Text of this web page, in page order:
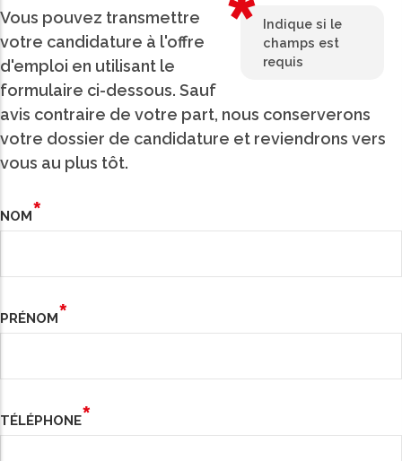
Indique si le
champs est
requis
Vous pouvez transmettre
votre candidature à l'offre
d'emploi en utilisant le
formulaire ci-dessous. Sauf
avis contraire de votre part, nous conserverons
votre dossier de candidature et reviendrons vers
vous au plus tôt.
NOM
PRÉNOM
TÉLÉPHONE